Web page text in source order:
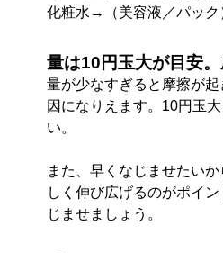
化粧水→（美容液／パッ
量は10円玉大が目安
量が少なすぎると摩擦が
因になりえます。10円玉
い。
また、早くなじませたい
しく伸び広げるのがポイ
じませましょう。